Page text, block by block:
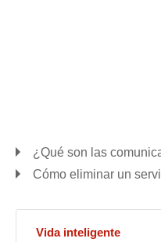
¿Qué son las
Cómo eliminar un
Vida inteligente